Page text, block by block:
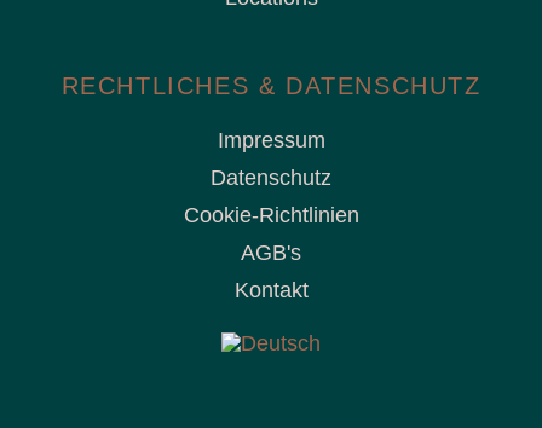
RECHTLICHES & DATENSCHUTZ
Impressum
Datenschutz
Cookie-Richtlinien
AGB's
Kontakt